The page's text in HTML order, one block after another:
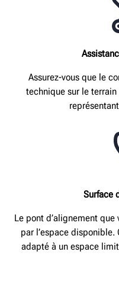
Assurez-vous que le
technique sur le
Surface
Le pont d’alignement
par l’espace disponible.
adapté à un espace